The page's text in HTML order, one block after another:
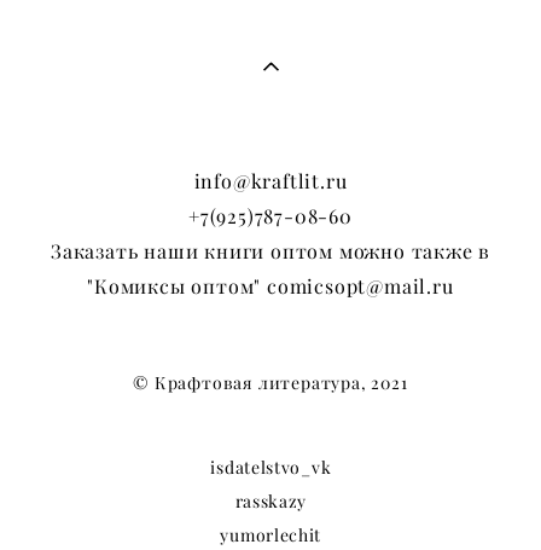
info@kraftlit.ru
+7(925)787-08-60
Заказать наши книги оптом можно также в
"Комиксы оптом" comicsopt@mail.ru
© Крафтовая литература, 2021
isdatelstvo_vk
rasskazy
yumorlechit